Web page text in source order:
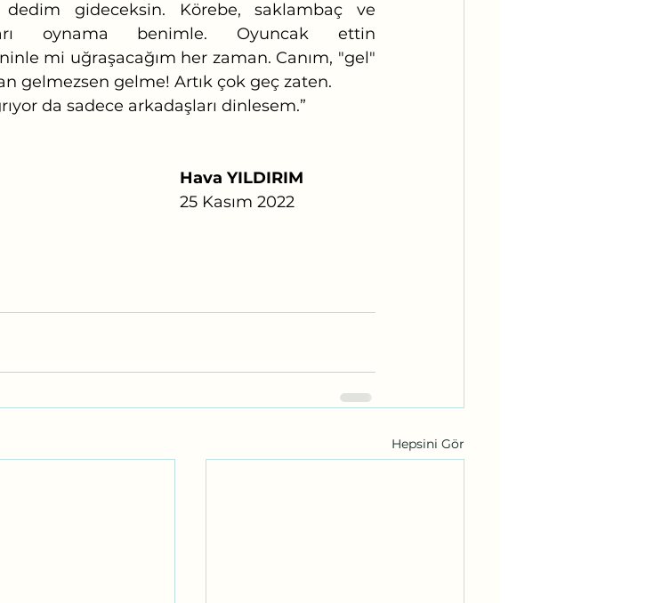
oynama benimle. Oyuncak ettin
mi uğraşacağım her zaman. Canım, "gel"
gelmezsen gelme! Artık çok geç zaten.
da sadece arkadaşları dinlesem.”
Hava YILDIRIM
													25 Kasım 2022
Hepsini Gör